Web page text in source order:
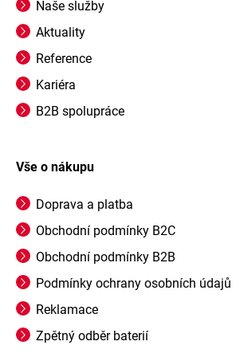
Naše služby
Aktuality
Reference
Kariéra
B2B spolupráce
Vše o nákupu
Doprava a platba
Obchodní podmínky B2C
Obchodní podmínky B2B
Podmínky ochrany osobních údajů
Reklamace
Zpětný odběr baterií